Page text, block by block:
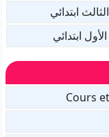
الثالث ابتدائي
الأول ابتدائي